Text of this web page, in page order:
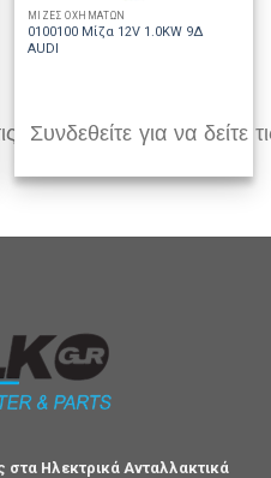
τιμές
ΜΙΖΕΣ ΟΧΗΜΑΤΩΝ
0100100 Μίζα 12V 1.0KW 9Δ
AUDI
Συνδεθείτε για να δείτε
στα Ηλεκτρικά Ανταλλακτικά